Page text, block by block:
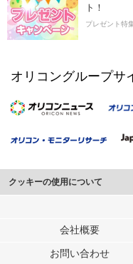
ト！
プレゼント特
オリコングループサ
クッキーの使用について
このサイトでは Cookie を使用
行っています。
メディアや広告配信、データ解
会社概要
お問い合わせ